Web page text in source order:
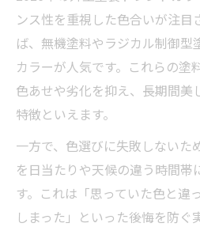
ンス性を重視した色合いが注目
ば、無機塗料やラジカル制御型
カラーが人気です。これらの塗
色あせや劣化を抑え、長期間美
特徴といえます。
一方で、色選びに失敗しないた
を日当たりや天候の違う時間帯
す。これは「思っていた色と違
しまった」といった後悔を防ぐ